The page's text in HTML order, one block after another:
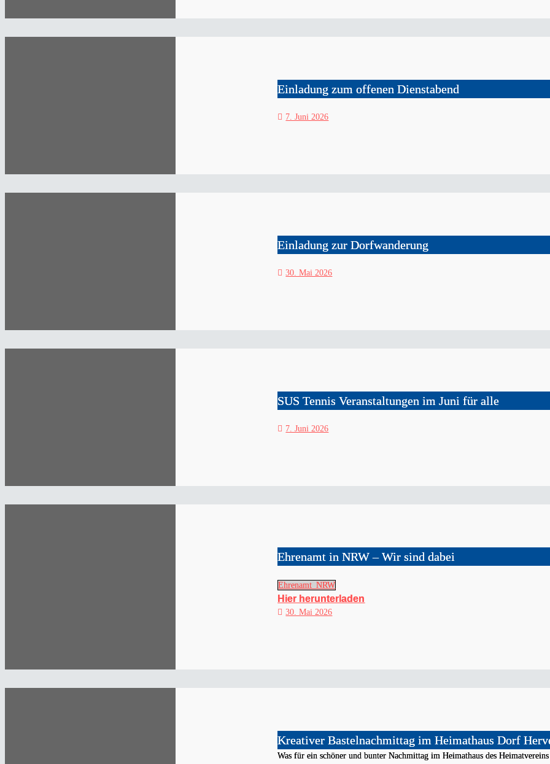
Einladung zum offenen Dienstabend
7. Juni 2026
Einladung zur Dorfwanderung
30. Mai 2026
SUS Tennis Veranstaltungen im Juni für alle
7. Juni 2026
Ehrenamt in NRW – Wir sind dabei
Ehrenamt_NRW
Hier herunterladen
30. Mai 2026
Kreativer Bastelnachmittag im Heimathaus Dorf
Was für ein schöner und bunter Nachmittag im Heimathaus des